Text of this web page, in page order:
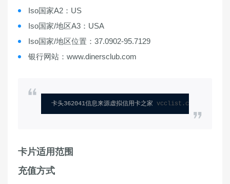
Iso国家A2：US
Iso国家/地区A3：USA
Iso国家/地区位置：37.0902-95.7129
银行网站：www.dinersclub.com
卡头362041信息来源虚拟信用卡之家 vcclist.com
卡片适用范围
充值方式